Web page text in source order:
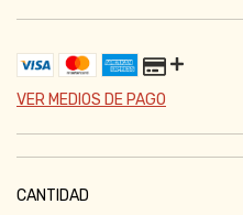
VER MEDIOS DE PAGO
CANTIDAD